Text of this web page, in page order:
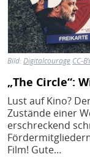
Bild:Digitalcourage CC-
„The Circle“:
Lust auf Kino?
Zustände einer
erschreckend
Film! Gute…